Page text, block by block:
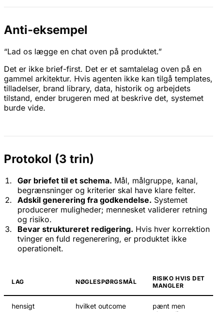
Anti-eksempel
“Lad os lægge en chat oven på produktet.”
Det er ikke brief-first. Det er et samtalelag oven på en
gammel arkitektur. Hvis agenten ikke kan tilgå templates,
tilladelser, brand library, data, historik og arbejdets
tilstand, ender brugeren med at beskrive det, systemet
burde vide.
Protokol (3 trin)
Gør briefet til et schema. Mål, målgruppe, kanal,
begrænsninger og kriterier skal have klare felter.
Adskil generering fra godkendelse. Systemet
producerer muligheder; mennesket validerer retning
og risiko.
Bevar struktureret redigering. Hvis hver korrektion
tvinger en fuld regenerering, er produktet ikke
operationelt.
LAG NØGLESPØRGSMÅL
RISIKO HVIS DET
MANGLER
hensigt
hvilket outcome
pænt men